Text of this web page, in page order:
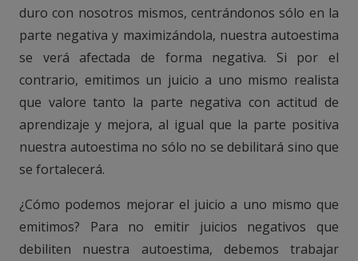
duro con nosotros mismos, centrándonos sólo en la
parte negativa y maximizándola, nuestra autoestima
se verá afectada de forma negativa. Si por el
contrario, emitimos un juicio a uno mismo realista
que valore tanto la parte negativa con actitud de
aprendizaje y mejora, al igual que la parte positiva
nuestra autoestima no sólo no se debilitará sino que
se fortalecerá.
¿Cómo podemos mejorar el juicio a uno mismo que
emitimos? Para no emitir juicios negativos que
debiliten nuestra autoestima, debemos trabajar